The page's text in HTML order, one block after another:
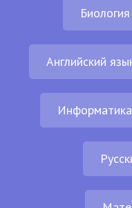
Биология
Английский
Информатика